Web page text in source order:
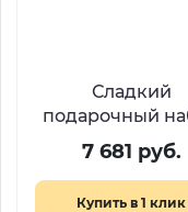
Сладкий
подарочный
Kinder Heart
7 681 руб.
Купить в 1 клик